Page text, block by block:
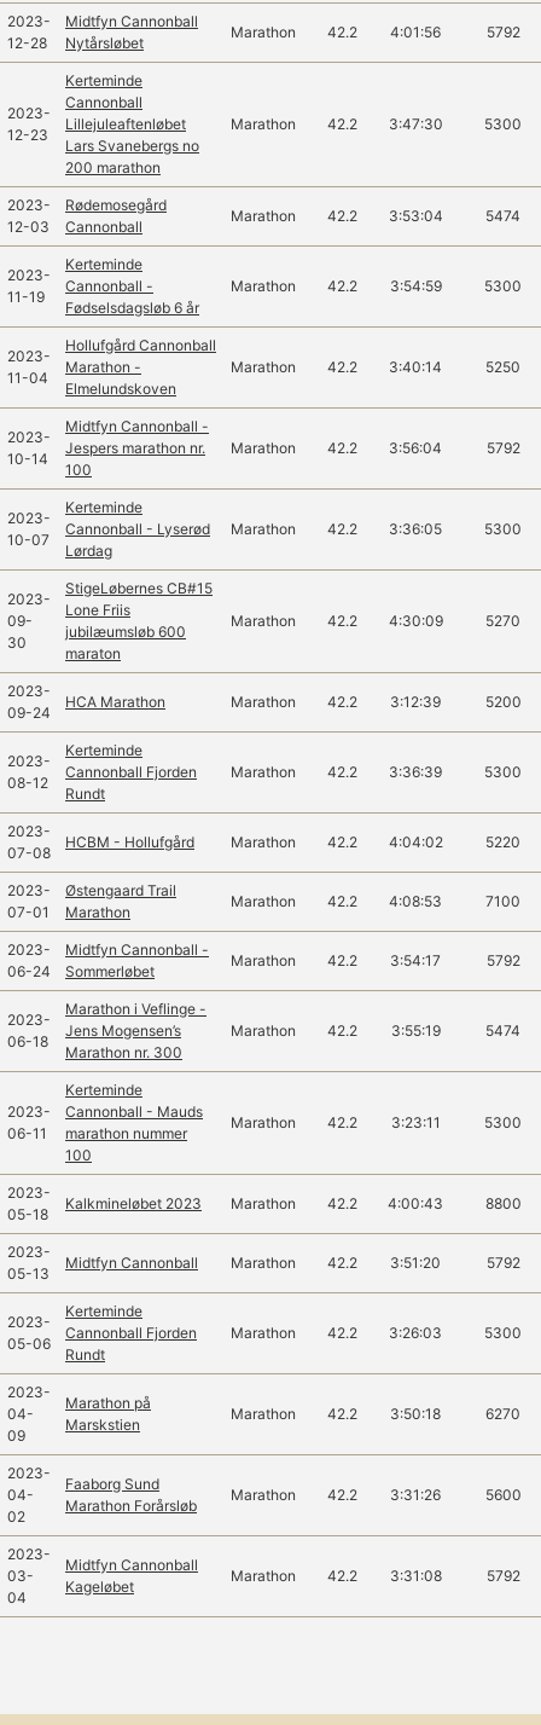
2023-
12-28
Midtfyn Cannonball
Nytårsløbet
Marathon 42.2 4:01:56 5792
2023-
12-23
Kerteminde
Cannonball
Lillejuleaftenløbet
Lars Svanebergs no
200 marathon
Marathon 42.2 3:47:30 5300
2023-
12-03
Rødemosegård
Cannonball
Marathon 42.2 3:53:04 5474
2023-
11-19
Kerteminde
Cannonball -
Fødselsdagsløb 6 år
Marathon 42.2 3:54:59 5300
2023-
11-04
Hollufgård Cannonball
Marathon -
Elmelundskoven
Marathon 42.2 3:40:14 5250
2023-
10-14
Midtfyn Cannonball -
Jespers marathon nr.
100
Marathon 42.2 3:56:04 5792
2023-
10-07
Kerteminde
Cannonball - Lyserød
Lørdag
Marathon 42.2 3:36:05 5300
2023-
09-
30
StigeLøbernes CB#15
Lone Friis
jubilæumsløb 600
maraton
Marathon 42.2 4:30:09 5270
2023-
09-24
HCA Marathon Marathon 42.2 3:12:39 5200
2023-
08-12
Kerteminde
Cannonball Fjorden
Rundt
Marathon 42.2 3:36:39 5300
2023-
07-08
HCBM - Hollufgård Marathon 42.2 4:04:02 5220
2023-
07-01
Østengaard Trail
Marathon
Marathon 42.2 4:08:53 7100
2023-
06-24
Midtfyn Cannonball -
Sommerløbet
Marathon 42.2 3:54:17 5792
2023-
06-18
Marathon i Veflinge -
Jens Mogensen’s
Marathon nr. 300
Marathon 42.2 3:55:19 5474
2023-
06-11
Kerteminde
Cannonball - Mauds
marathon nummer
100
Marathon 42.2 3:23:11 5300
2023-
05-18
Kalkmineløbet 2023 Marathon 42.2 4:00:43 8800
2023-
05-13
Midtfyn Cannonball Marathon 42.2 3:51:20 5792
2023-
05-06
Kerteminde
Cannonball Fjorden
Rundt
Marathon 42.2 3:26:03 5300
2023-
04-
09
Marathon på
Marskstien
Marathon 42.2 3:50:18 6270
2023-
04-
02
Faaborg Sund
Marathon Forårsløb
Marathon 42.2 3:31:26 5600
2023-
03-
04
Midtfyn Cannonball
Kageløbet
Marathon 42.2 3:31:08 5792